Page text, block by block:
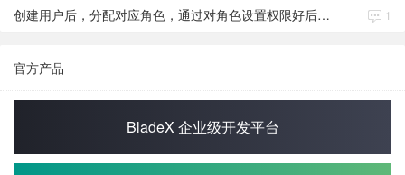
创建用户后，分配对应角色，通过对角色设置权限好后，登录当前用户后。查看不到当前已分配对应角色权限数据 1
官方产品
BladeX 企业级开发平台